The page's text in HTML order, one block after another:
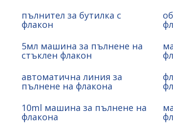
пълнител за бутилка с
флакон
5мл машина за пълнене на
стъклен флакон
автоматична линия за
пълнене на флакона
10ml машина за пълнене на
флакона